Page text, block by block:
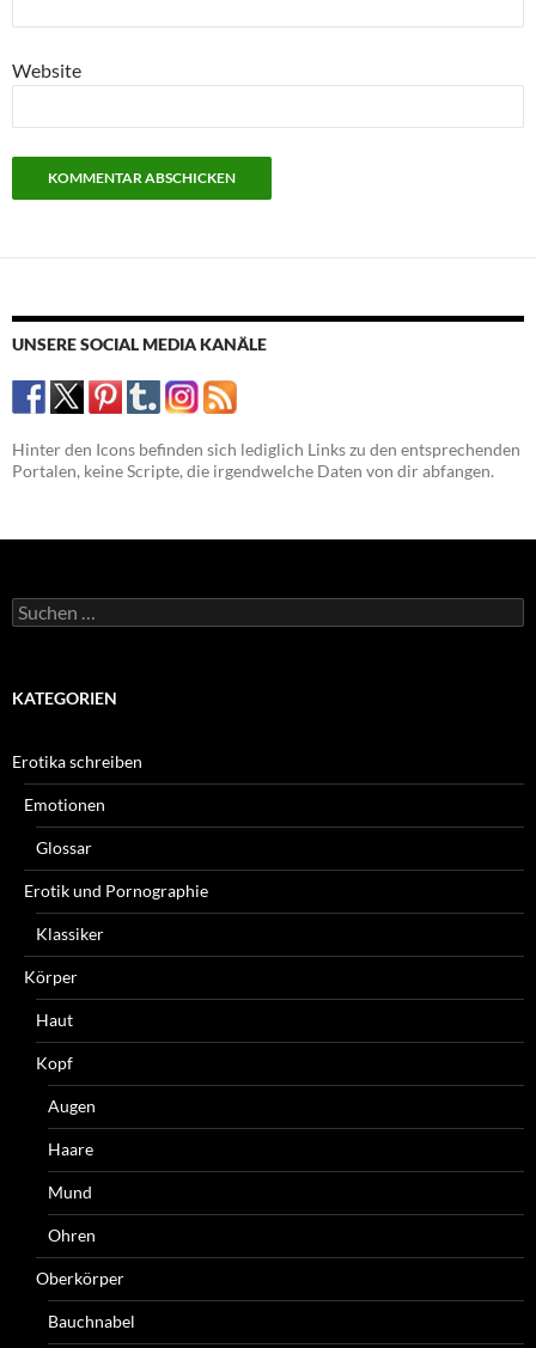
Website
UNSERE SOCIAL MEDIA KANÄLE
Hinter den Icons befinden sich lediglich Links zu den entsprechenden
Portalen, keine Scripte, die irgendwelche Daten von dir abfangen.
Suchen
nach:
KATEGORIEN
Erotika schreiben
Emotionen
Glossar
Erotik und Pornographie
Klassiker
Körper
Haut
Kopf
Augen
Haare
Mund
Ohren
Oberkörper
Bauchnabel